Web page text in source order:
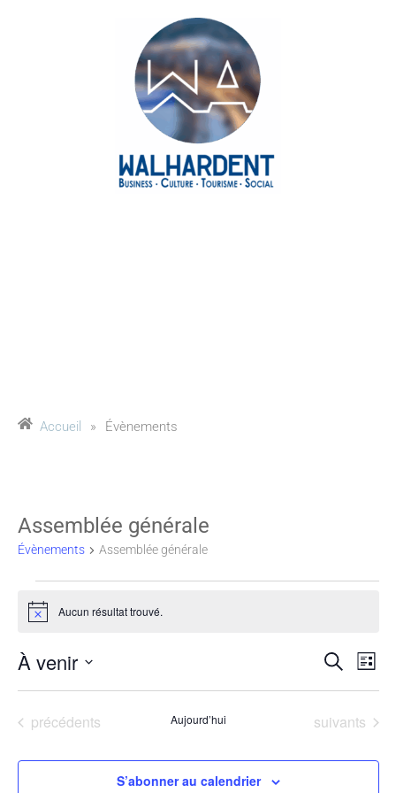
Accueil » Évènements
Assemblée générale
Évènements Assemblée générale
Notice Aucun résultat trouvé.
et
de
Recherche
de
Liste
À venir
date.Évènements
précédents Aujourd’hui Évènements
suivants
S’abonner au calendrier